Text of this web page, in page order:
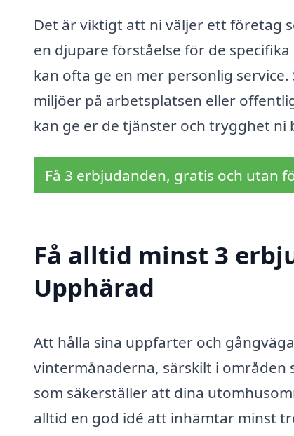
Det är viktigt att ni väljer ett företag
en djupare förståelse för de
kan ofta ge en mer personlig
miljöer på arbetsplatsen eller
kan ge er de tjänster och trygghet
Få 3 erbjudanden, gratis och utan
Få alltid minst 3
Upphärad
Att hålla sina uppfarter och
vintermånaderna, särskilt i områden
som säkerställer att dina
alltid en god idé att inhämtar minst